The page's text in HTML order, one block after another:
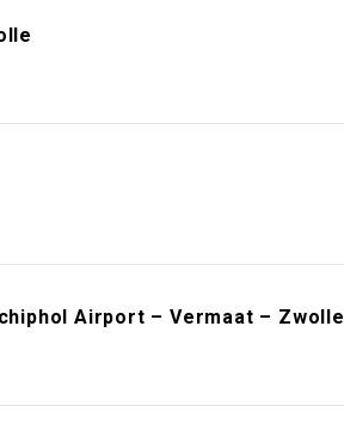
Airport – Vermaat – Zwolle